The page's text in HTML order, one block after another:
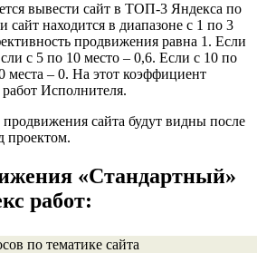
вывести сайт в ТОП-3 Яндекса по
находится в диапазоне с 1 по 3
продвижения равна 1. Если
с 5 по 10 место – 0,6. Если с 10 по
места – 0. На этот коэффициент
Исполнителя.
продвижения сайта будут видны после
проектом.
«Стандартный»
работ:
по тематике сайта